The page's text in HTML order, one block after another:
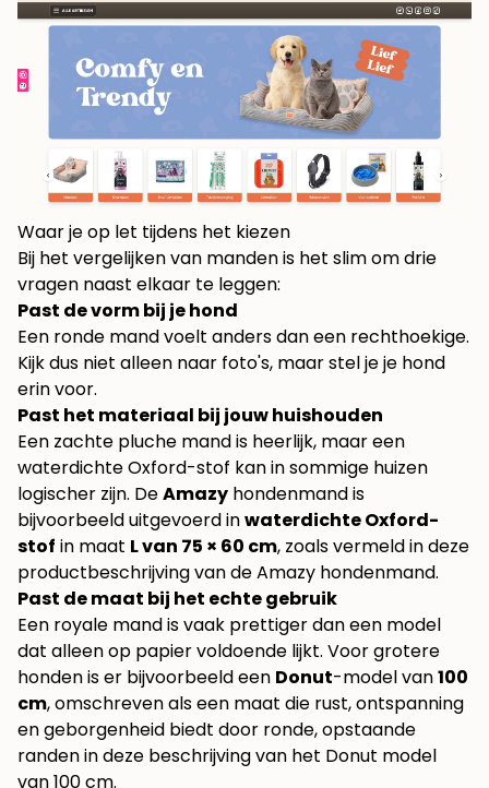
Waar je op let tijdens het kiezen
Bij het vergelijken van manden is het slim om drie
vragen naast elkaar te leggen:
Past de vorm bij je hond
Een ronde mand voelt anders dan een rechthoekige.
Kijk dus niet alleen naar foto's, maar stel je je hond
erin voor.
Past het materiaal bij jouw huishouden
Een zachte pluche mand is heerlijk, maar een
waterdichte Oxford-stof kan in sommige huizen
logischer zijn. DeAmazy hondenmand is
bijvoorbeeld uitgevoerd inwaterdichte Oxford-
stof in maat L van 75 × 60 cm, zoals vermeld in deze
productbeschrijving van deAmazy hondenmand.
Past de maat bij het echte gebruik
Een royale mand is vaak prettiger dan een model
dat alleen op papier voldoende lijkt. Voor grotere
honden is er bijvoorbeeld een Donut-model van100
cm, omschreven als een maat die rust, ontspanning
en geborgenheid biedt door ronde, opstaande
randen in deze beschrijving van het Donut model
van 100 cm.